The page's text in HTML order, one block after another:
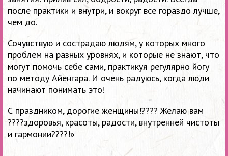
после практики и внутри, и вокруг все гораздо лучше,
чем до.
Сочувствую и сострадаю людям, у которых много
проблем на разных уровнях, и которые не знают, что
могут помочь себе сами, практикуя регулярно йогу
по методу Айенгара. И очень радуюсь, когда люди
начинают понимать это!
С праздником, дорогие женщины!???? Желаю вам
????здоровья, красоты, радости, внутренней чистоты
и гармонии????!»